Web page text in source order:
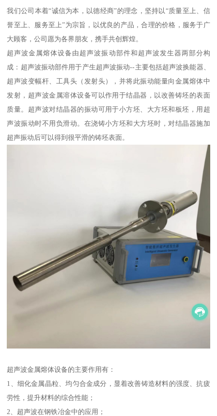
我们公司本着“诚信为本，以德经商”的理念，坚持以“质量至上、信
誉至上、服务至上”为宗旨，以优良的产品，合理的价格，服务于广
大顾客，公司愿为各界朋友，携手共创辉煌。
超声波金属熔体设备由超声波振动部件和超声波发生器两部分构
成：超声波振动部件用于产生超声波振动--主要包括超声波换能器、
超声波变幅杆、工具头（发射头），并将此振动能量向金属熔体中
发射，超声波金属溶体设备可以作用于结晶器，以改善铸坯的表面
质量。超声波对结晶器的振动可用于小方坯、大方坯和板坯，用超
声波振动时不用负滑动。在浇铸小方坯和大方坯时，对结晶器施加
超声振动后可以得到很平滑的铸坯表面。
超声波金属熔体设备的主要作用有：
1、细化金属晶粒、均匀合金成分，显着改善铸造材料的强度、抗疲
劳性，提升材料的综合性能；
2、超声波在钢铁冶金中的应用；